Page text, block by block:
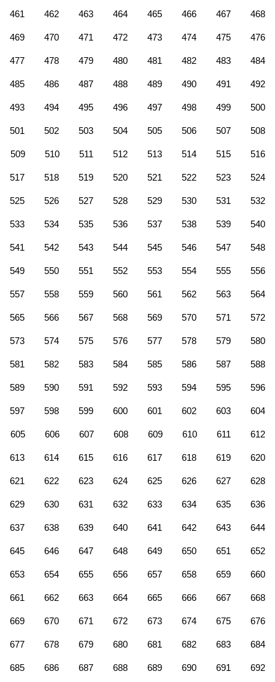
461 462 463 464 465 466 467 468
469 470 471 472 473 474 475 476
477 478 479 480 481 482 483 484
485 486 487 488 489 490 491 492
493 494 495 496 497 498 499 500
501 502 503 504 505 506 507 508
509 510 511 512 513 514 515 516
517 518 519 520 521 522 523 524
525 526 527 528 529 530 531 532
533 534 535 536 537 538 539 540
541 542 543 544 545 546 547 548
549 550 551 552 553 554 555 556
557 558 559 560 561 562 563 564
565 566 567 568 569 570 571 572
573 574 575 576 577 578 579 580
581 582 583 584 585 586 587 588
589 590 591 592 593 594 595 596
597 598 599 600 601 602 603 604
605 606 607 608 609 610 611 612
613 614 615 616 617 618 619 620
621 622 623 624 625 626 627 628
629 630 631 632 633 634 635 636
637 638 639 640 641 642 643 644
645 646 647 648 649 650 651 652
653 654 655 656 657 658 659 660
661 662 663 664 665 666 667 668
669 670 671 672 673 674 675 676
677 678 679 680 681 682 683 684
685 686 687 688 689 690 691 692